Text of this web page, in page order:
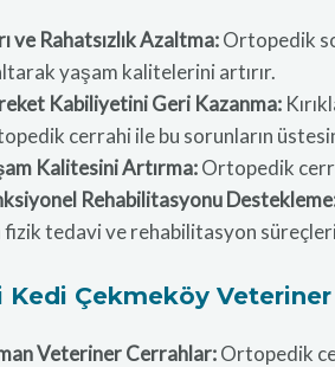
ve Rahatsızlık Azaltma:Ortopedik
yaşam kalitelerini artırır.
Kabiliyetini Geri Kazanma:
cerrahi ile bu sorunların
Kalitesini Artırma:Ortopedik
Rehabilitasyonu
fizik tedavi ve rehabilitasyon
Kedi Çekmeköy
Veteriner Cerrahlar:Ortopedik